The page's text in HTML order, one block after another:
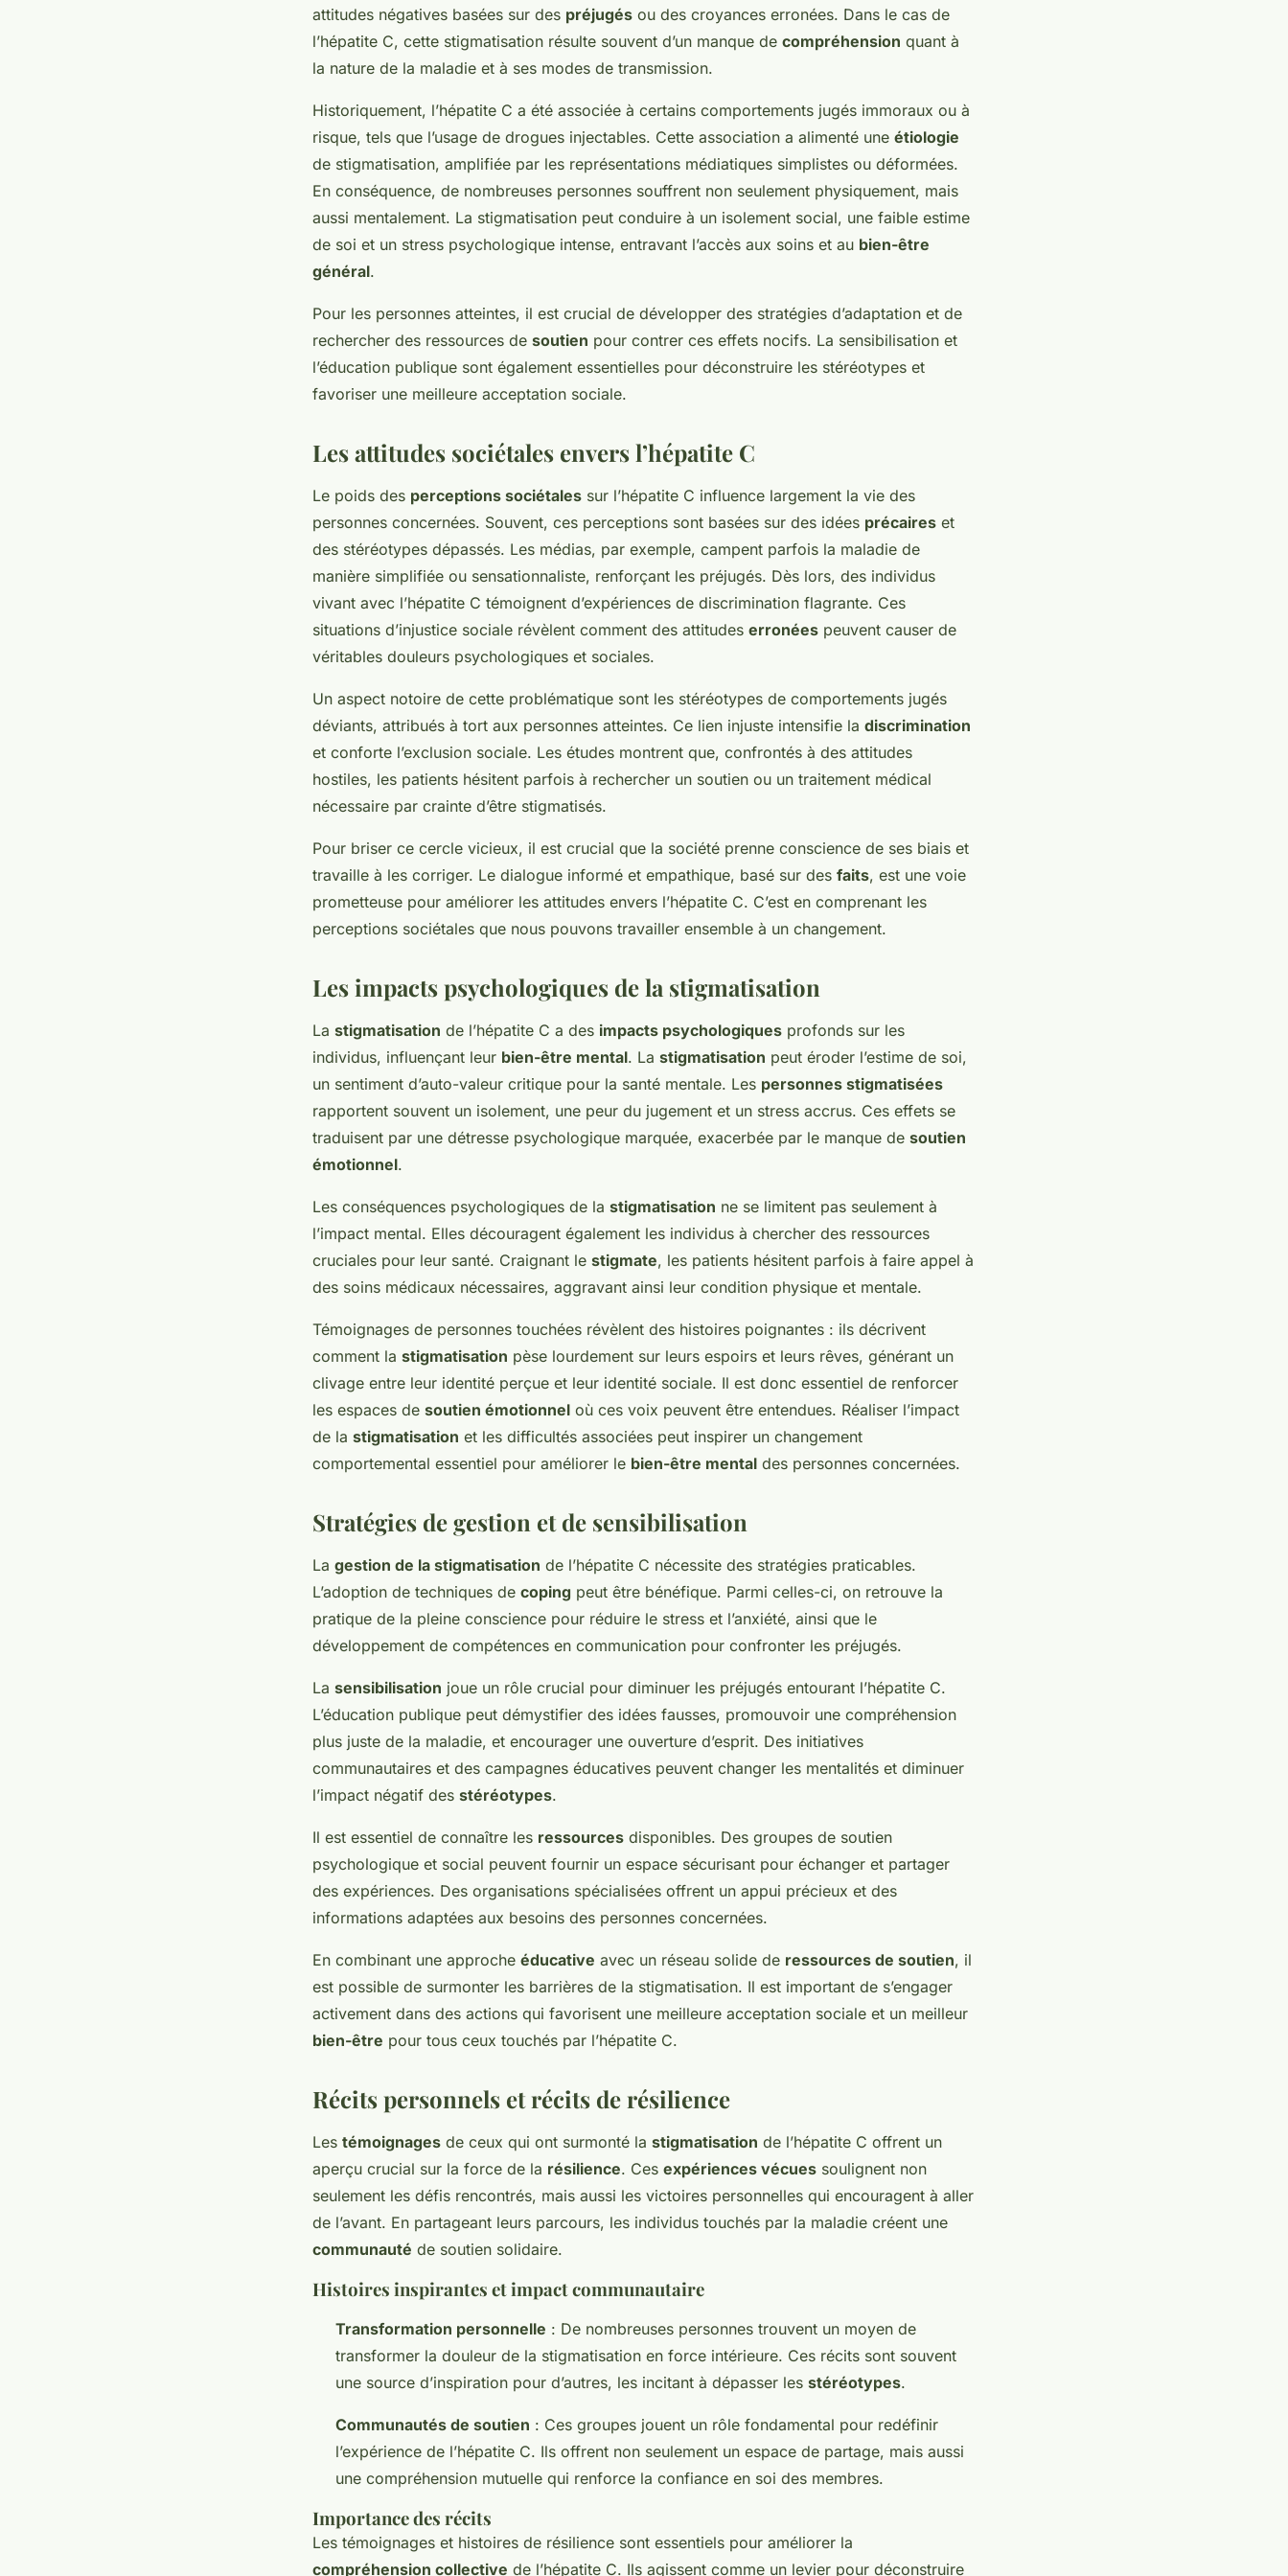
attitudes négatives basées sur des préjugés ou des croyances erronées. Dans le cas de
l’hépatite C, cette stigmatisation résulte souvent d’un manque de compréhension quant à
la nature de la maladie et à ses modes de transmission.
Historiquement, l’hépatite C a été associée à certains comportements jugés immoraux ou à
risque, tels que l’usage de drogues injectables. Cette association a alimenté une étiologie
de stigmatisation, amplifiée par les représentations médiatiques simplistes ou déformées.
En conséquence, de nombreuses personnes souffrent non seulement physiquement, mais
aussi mentalement. La stigmatisation peut conduire à un isolement social, une faible estime
de soi et un stress psychologique intense, entravant l’accès aux soins et au bien-être
général.
Pour les personnes atteintes, il est crucial de développer des stratégies d’adaptation et de
rechercher des ressources de soutien pour contrer ces effets nocifs. La sensibilisation et
l’éducation publique sont également essentielles pour déconstruire les stéréotypes et
favoriser une meilleure acceptation sociale.
Les attitudes sociétales envers l’hépatite C
Le poids des perceptions sociétales sur l’hépatite C influence largement la vie des
personnes concernées. Souvent, ces perceptions sont basées sur des idées précaires et
des stéréotypes dépassés. Les médias, par exemple, campent parfois la maladie de
manière simplifiée ou sensationnaliste, renforçant les préjugés. Dès lors, des individus
vivant avec l’hépatite C témoignent d’expériences de discrimination flagrante. Ces
situations d’injustice sociale révèlent comment des attitudes erronées peuvent causer de
véritables douleurs psychologiques et sociales.
Un aspect notoire de cette problématique sont les stéréotypes de comportements jugés
déviants, attribués à tort aux personnes atteintes. Ce lien injuste intensifie la discrimination
et conforte l’exclusion sociale. Les études montrent que, confrontés à des attitudes
hostiles, les patients hésitent parfois à rechercher un soutien ou un traitement médical
nécessaire par crainte d’être stigmatisés.
Pour briser ce cercle vicieux, il est crucial que la société prenne conscience de ses biais et
travaille à les corriger. Le dialogue informé et empathique, basé sur des faits, est une voie
prometteuse pour améliorer les attitudes envers l’hépatite C. C’est en comprenant les
perceptions sociétales que nous pouvons travailler ensemble à un changement.
Les impacts psychologiques de la stigmatisation
La stigmatisation de l’hépatite C a des impacts psychologiques profonds sur les
individus, influençant leur bien-être mental. La stigmatisation peut éroder l’estime de soi,
un sentiment d’auto-valeur critique pour la santé mentale. Les personnes stigmatisées
rapportent souvent un isolement, une peur du jugement et un stress accrus. Ces effets se
traduisent par une détresse psychologique marquée, exacerbée par le manque de soutien
émotionnel.
Les conséquences psychologiques de la stigmatisation ne se limitent pas seulement à
l’impact mental. Elles découragent également les individus à chercher des ressources
cruciales pour leur santé. Craignant le stigmate, les patients hésitent parfois à faire appel à
des soins médicaux nécessaires, aggravant ainsi leur condition physique et mentale.
Témoignages de personnes touchées révèlent des histoires poignantes : ils décrivent
comment la stigmatisation pèse lourdement sur leurs espoirs et leurs rêves, générant un
clivage entre leur identité perçue et leur identité sociale. Il est donc essentiel de renforcer
les espaces de soutien émotionnel où ces voix peuvent être entendues. Réaliser l’impact
de la stigmatisation et les difficultés associées peut inspirer un changement
comportemental essentiel pour améliorer le bien-être mental des personnes concernées.
Stratégies de gestion et de sensibilisation
La gestion de la stigmatisation de l’hépatite C nécessite des stratégies praticables.
L’adoption de techniques de coping peut être bénéfique. Parmi celles-ci, on retrouve la
pratique de la pleine conscience pour réduire le stress et l’anxiété, ainsi que le
développement de compétences en communication pour confronter les préjugés.
La sensibilisation joue un rôle crucial pour diminuer les préjugés entourant l’hépatite C.
L’éducation publique peut démystifier des idées fausses, promouvoir une compréhension
plus juste de la maladie, et encourager une ouverture d’esprit. Des initiatives
communautaires et des campagnes éducatives peuvent changer les mentalités et diminuer
l’impact négatif des stéréotypes.
Il est essentiel de connaître les ressources disponibles. Des groupes de soutien
psychologique et social peuvent fournir un espace sécurisant pour échanger et partager
des expériences. Des organisations spécialisées offrent un appui précieux et des
informations adaptées aux besoins des personnes concernées.
En combinant une approche éducative avec un réseau solide de ressources de soutien, il
est possible de surmonter les barrières de la stigmatisation. Il est important de s’engager
activement dans des actions qui favorisent une meilleure acceptation sociale et un meilleur
bien-être pour tous ceux touchés par l’hépatite C.
Récits personnels et récits de résilience
Les témoignages de ceux qui ont surmonté la stigmatisation de l’hépatite C offrent un
aperçu crucial sur la force de la résilience. Ces expériences vécues soulignent non
seulement les défis rencontrés, mais aussi les victoires personnelles qui encouragent à aller
de l’avant. En partageant leurs parcours, les individus touchés par la maladie créent une
communauté de soutien solidaire.
Histoires inspirantes et impact communautaire
Transformation personnelle : De nombreuses personnes trouvent un moyen de
transformer la douleur de la stigmatisation en force intérieure. Ces récits sont souvent
une source d’inspiration pour d’autres, les incitant à dépasser les stéréotypes.
Communautés de soutien : Ces groupes jouent un rôle fondamental pour redéfinir
l’expérience de l’hépatite C. Ils offrent non seulement un espace de partage, mais aussi
une compréhension mutuelle qui renforce la confiance en soi des membres.
Importance des récits
Les témoignages et histoires de résilience sont essentiels pour améliorer la
compréhension collective de l’hépatite C. Ils agissent comme un levier pour déconstruire